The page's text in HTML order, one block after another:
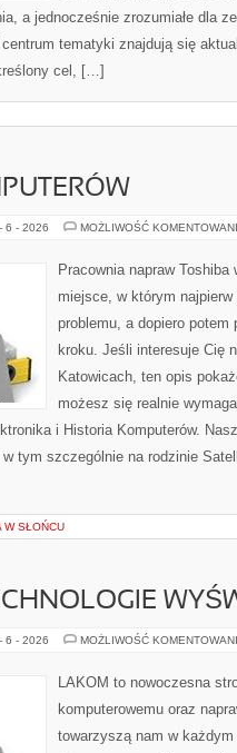
a jednocześnie zrozumiałe dla
tematyki znajdują się
cel, […]
6 - 2026 MOŻLIWOŚĆ
Pracownia napraw
miejsce, w którym
problemu, a dopiero potem
kroku. Jeśli interesuje Cię
Katowicach, ten opis
możesz się realnie
i Historia Komputerów.
tym szczególnie na rodzinie
W SŁOŃCU
6 - 2026 MOŻLIWOŚĆ
LAKOM to nowoczesna
komputerowemu oraz
towarzyszą nam w